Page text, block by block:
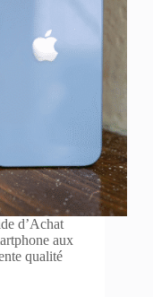
d’Achat
aux
qualité